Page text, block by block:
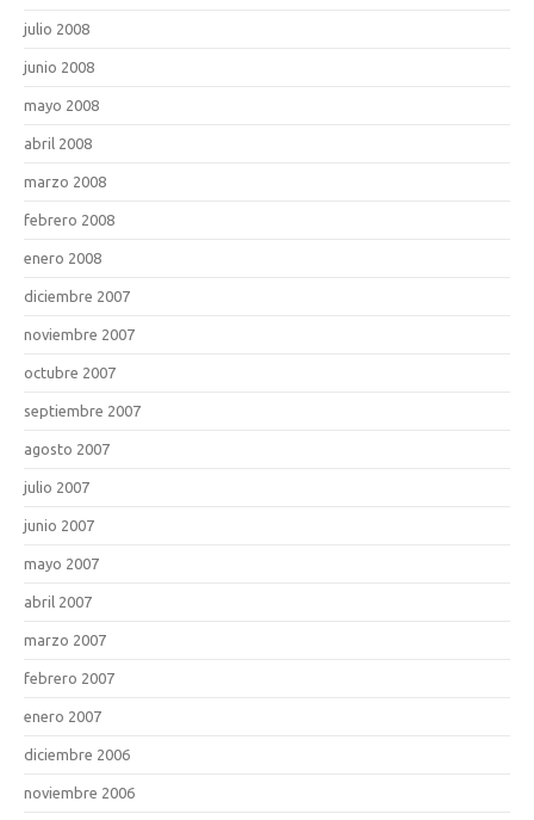
julio 2008
junio 2008
mayo 2008
abril 2008
marzo 2008
febrero 2008
enero 2008
diciembre 2007
noviembre 2007
octubre 2007
septiembre 2007
agosto 2007
julio 2007
junio 2007
mayo 2007
abril 2007
marzo 2007
febrero 2007
enero 2007
diciembre 2006
noviembre 2006